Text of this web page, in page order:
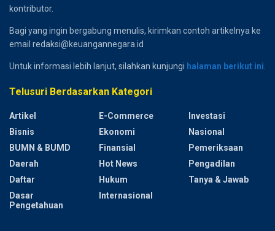
kontributor.
Bagi yang ingin bergabung menulis, kirimkan contoh artikelnya ke
email redaksi@keuangannegara.id
Untuk informasi lebih lanjut, silahkan kunjungi halaman berikut ini
Telusuri Berdasarkan Kategori
Artikel
Bisnis
BUMN & BUMD
Daerah
Daftar
Dasar
Pengetahuan
E-Commerce
Ekonomi
Finansial
Hot News
Hukum
Internasional
Investasi
Nasional
Pemeriksaan
Pengadilan
Tanya & Jawab